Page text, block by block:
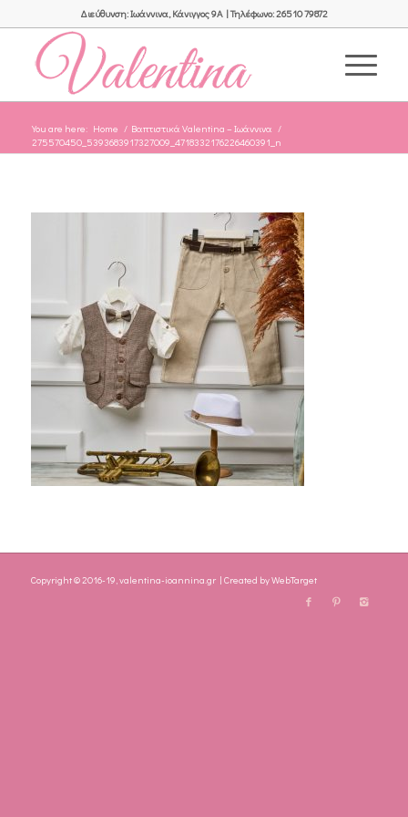
Διεύθυνση: Ιωάννινα, Κάνιγγος 9Α | Τηλέφωνο: 26510 79872
You are here: Home / Βαπτιστικά Valentina – Ιωάννινα /
275570450_5393683917327009_4718332176226460391_n
Copyright © 2016-19, valentina-ioannina.gr | Created byWebTarget